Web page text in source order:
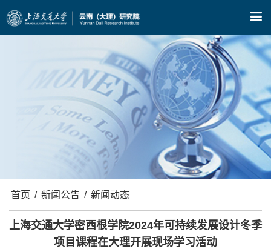
X
首页 / 新闻公告 / 新闻动态
上海交通大学密西根学院2024年可持续发展设计冬季
项目课程在大理开展现场学习活动